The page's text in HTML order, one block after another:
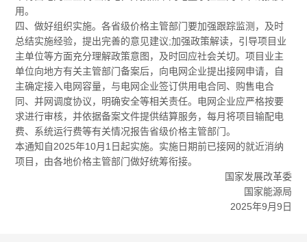
用。
四、做好组织实施。各省级价格主管部门要加强跟踪监测，及时
总结实施经验，提出完善的意见建议;加强政策解读，引导项目业
主单位等方面充分理解政策意图，及时回应社会关切。项目业主
单位向地方有关主管部门备案后，向电网企业提出接网申请，自
主确定接入电网容量，与电网企业签订供用电合同、购售电合
同、并网调度协议，明确安全等相关责任。电网企业应严格按要
求进行审核，并依据备案文件提供结算服务，每月将项目输配电
费、系统运行费等有关情况报告省级价格主管部门。
本通知自2025年10月1日起实施。实施日期前已接网的就近消纳
项目，由各地价格主管部门做好统筹衔接。
国家发展改革委
国家能源局
2025年9月9日